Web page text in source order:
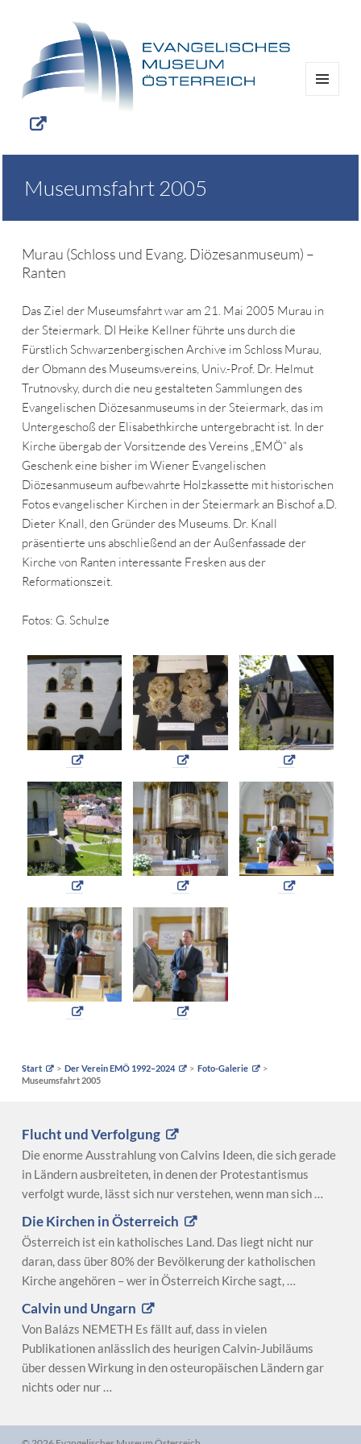
Museumsfahrt 2005
Murau (Schloss und Evang. Diözesanmuseum) –
Ranten
Das Ziel der Museumsfahrt war am 21. Mai 2005 Murau in
der Steiermark. DI Heike Kellner führte uns durch die
Fürstlich Schwarzenbergischen Archive im Schloss Murau,
der Obmann des Museumsvereins, Univ.-Prof. Dr. Helmut
Trutnovsky, durch die neu gestalteten Sammlungen des
Evangelischen Diözesanmuseums in der Steiermark, das im
Untergeschoß der Elisabethkirche untergebracht ist. In der
Kirche übergab der Vorsitzende des Vereins „EMÖ“ als
Geschenk eine bisher im Wiener Evangelischen
Diözesanmuseum aufbewahrte Holzkassette mit historischen
Fotos evangelischer Kirchen in der Steiermark an Bischof a.D.
Dieter Knall, den Gründer des Museums. Dr. Knall
präsentierte uns abschließend an der Außenfassade der
Kirche von Ranten interessante Fresken aus der
Reformationszeit.
Fotos: G. Schulze
Start Der Verein EMÖ 1992–2024
Foto-Galerie
Museumsfahrt 2005
Flucht und Verfolgung
Die enorme Ausstrahlung von Calvins Ideen, die sich gerade
in Ländern ausbreiteten, in denen der Protestantismus
verfolgt wurde, lässt sich nur verstehen, wenn man sich …
Die Kirchen in Österreich
Österreich ist ein katholisches Land. Das liegt nicht nur
daran, dass über 80% der Bevölkerung der katholischen
Kirche angehören – wer in Österreich Kirche sagt, …
Calvin und Ungarn
Von Balázs NEMETH Es fällt auf, dass in vielen
Publikationen anlässlich des heurigen Calvin-Jubiläums
über dessen Wirkung in den osteuropäischen Ländern gar
nichts oder nur …